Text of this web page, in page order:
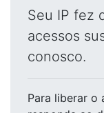
Seu IP fez
acessos
conosco.
Para liberar o